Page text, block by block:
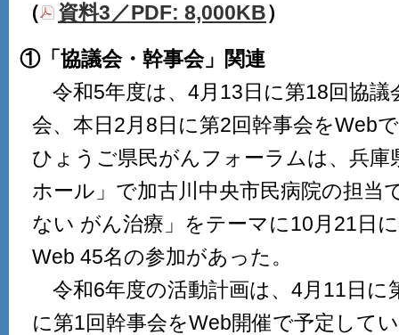
（
資料3／PDF: 8,000KB）
①「協議会・幹事会」関連
令和5年度は、4月13日に第18回協議
会、本日2月8日に第2回幹事会をWeb
ひょうご県民がんフォーラムは、兵庫
ホール」で加古川中央市民病院の担当
ない がん治療」をテーマに10月21日
Web 45名の参加があった。
令和6年度の活動計画は、4月11日に
に第1回幹事会をWeb開催で予定して